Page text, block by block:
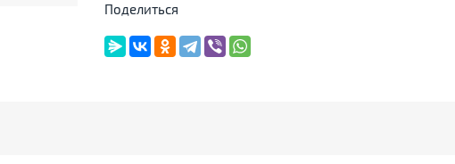
Поделиться